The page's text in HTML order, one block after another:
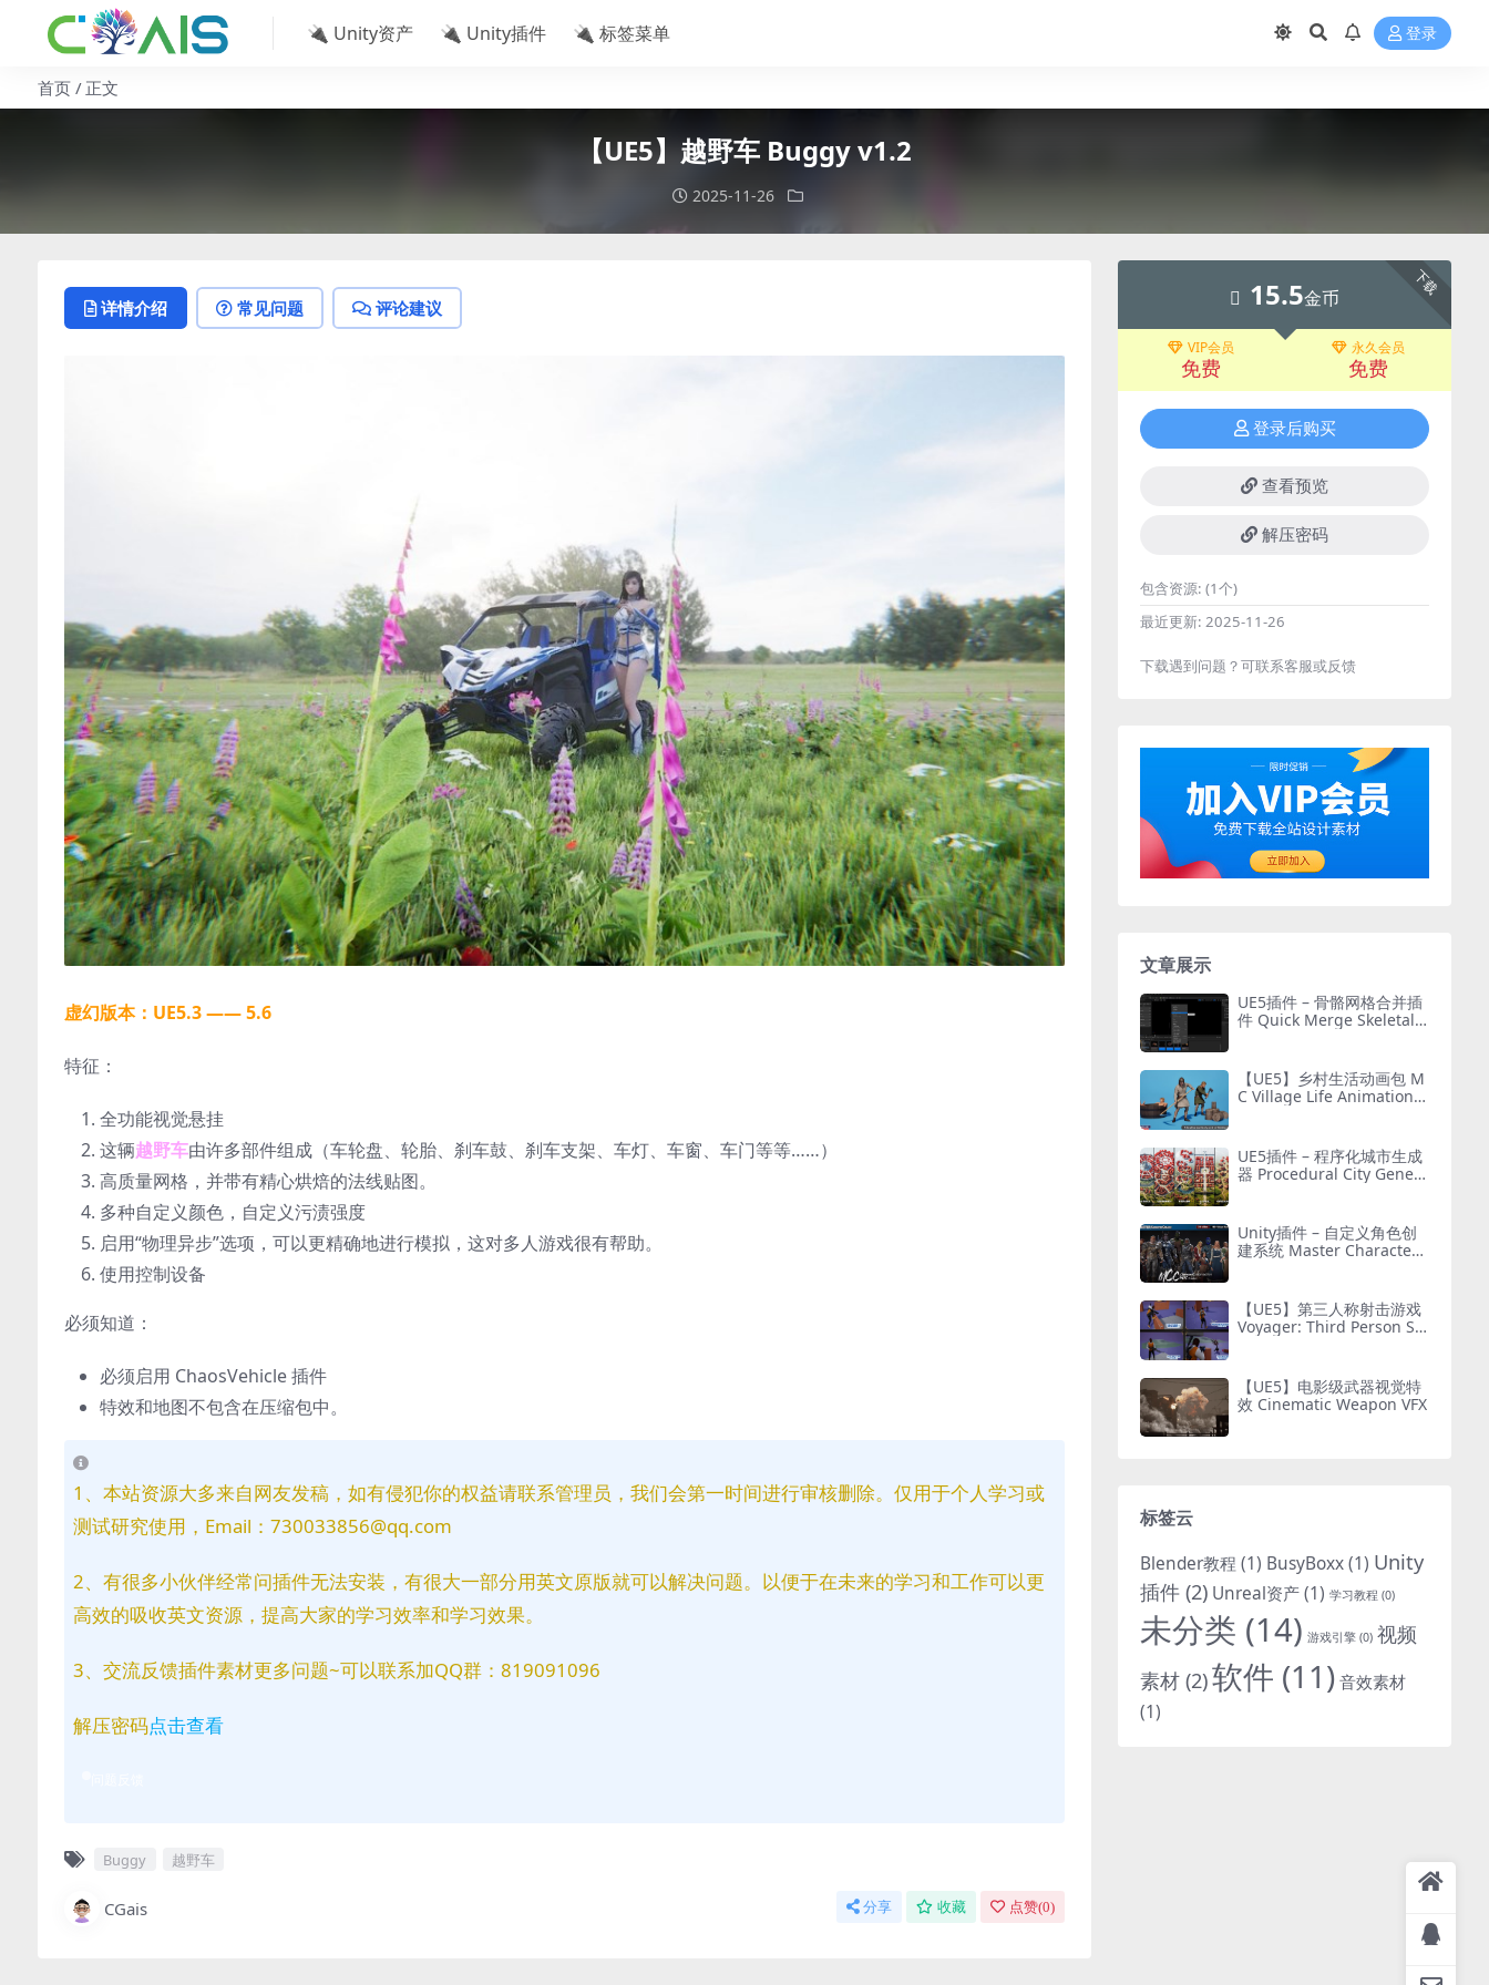
🔌 Unity资产 🔌 Unity插件 🔌 标签菜单 登录
首页 正文
【UE5】越野车 Buggy v1.2
2025-11-26
详情介绍 常见问题 评论建议
虚幻版本：UE5.3 —— 5.6
特征：
全功能视觉悬挂
这辆越野车由许多部件组成（车轮盘、轮胎、刹车鼓、刹车支架、车灯、车窗、车门等等……）
高质量网格，并带有精心烘焙的法线贴图。
多种自定义颜色，自定义污渍强度
启用“物理异步”选项，可以更精确地进行模拟，这对多人游戏很有帮助。
使用控制设备
必须知道：
必须启用 ChaosVehicle 插件
特效和地图不包含在压缩包中。
1、本站资源大多来自网友发稿，如有侵犯你的权益请联系管理员，我们会第一时间进行审核删除。仅用于个人学习或
测试研究使用，Email：730033856@qq.com
2、有很多小伙伴经常问插件无法安装，有很大一部分用英文原版就可以解决问题。以便于在未来的学习和工作可以更
高效的吸收英文资源，提高大家的学习效率和学习效果。
3、交流反馈插件素材更多问题~可以联系加QQ群：819091096
解压密码点击查看
Buggy 越野车
CGais 分享 收藏 点赞(0)
下载
15.5金币
VIP会员
免费
永久会员
免费
登录后购买
查看预览
解压密码
包含资源: (1个)
最近更新: 2025-11-26
下载遇到问题？可联系客服或反馈
文章展示
UE5插件 – 骨骼网格合并插
件 Quick Merge Skeletal
【UE5】乡村生活动画包 M
C Village Life Animation P
UE5插件 – 程序化城市生成
器 Procedural City Genera
Unity插件 – 自定义角色创
建系统 Master Character
【UE5】第三人称射击游戏
Voyager: Third Person Sh
【UE5】电影级武器视觉特
效 Cinematic Weapon VFX
标签云
Blender教程 (1) BusyBoxx(1) Unity
插件 (2) Unreal资产(1) 学习教程 (0)
未分类 (14) 游戏引擎 (0) 视频
素材 (2)软件 (11)音效素材
(1)